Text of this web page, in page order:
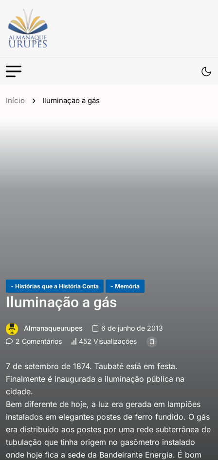
Início Iluminação a gás
- Histórias que a História Conta - Memória
Iluminação a gás
Almanaqueurupes
6 de junho de 2013
2 Comentários
452 Visualizações
7 de setembro de 1874. Taubaté está em festa.
Finalmente é inaugurada a iluminação pública na
cidade.
Bem diferente de hoje, a luz era gerada em lampiões
instalados em elegantes postes de ferro fundido. O gás
era distribuído aos postes por uma rede subterrânea de
tubulação que tinha origem no gasômetro instalado
onde hoje fica a sede da Bandeirante Energia. É bom